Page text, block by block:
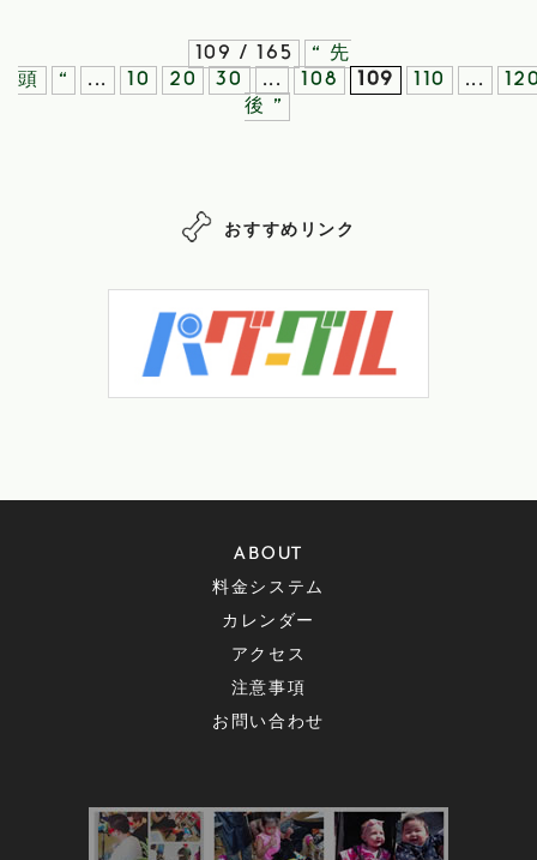
109 / 165
« 先
頭
« ... 10 20 30 ... 108 109 110 ...
後 »
おすすめリンク
ABOUT
料金システム
カレンダー
アクセス
注意事項
お問い合わせ